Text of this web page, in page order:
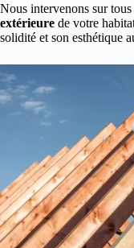
Nous intervenons sur tous
extérieure de votre
solidité et son esthétique